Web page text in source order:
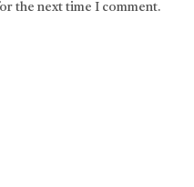
the next time I comment.